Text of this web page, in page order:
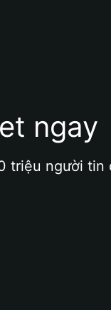
ngay
triệu người tin